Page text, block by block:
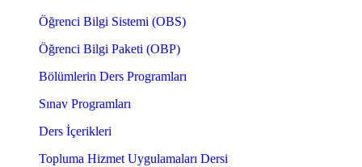
Öğrenci Bilgi Sistemi (OBS)
Öğrenci Bilgi Paketi (OBP)
Bölümlerin Ders Programları
Sınav Programları
Ders İçerikleri
Topluma Hizmet Uygulamaları Dersi